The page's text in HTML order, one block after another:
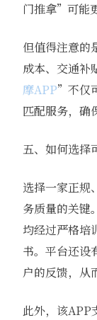
门推拿”可能
但值得注意的
成本、交通补
摩APP”不仅
匹配服务，确
五、如何选择
选择一家正规
务质量的关
均经过严格培
书。平台还设
户的反馈，从
此外，该APP